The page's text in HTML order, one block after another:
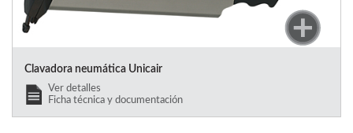
Clavadora neumática Unicair
Ver detalles
Ficha técnica y documentación